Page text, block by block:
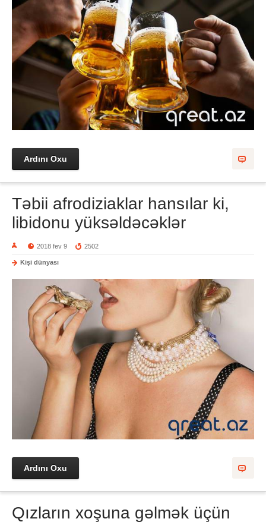
Ardını Oxu
Təbii afrodiziaklar hansılar ki,
libidonu yüksəldəcəklər
2018 fev 9 2502
Kişi dünyası
Ardını Oxu
Qızların xoşuna gəlmək üçün